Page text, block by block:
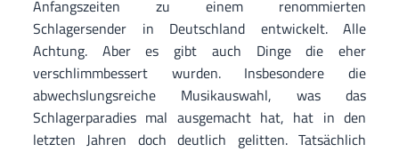
Anfangszeiten zu einem renommierten
Schlagersender in Deutschland entwickelt. Alle
Achtung. Aber es gibt auch Dinge die eher
verschlimmbessert wurden. Insbesondere die
abwechslungsreiche Musikauswahl, was das
Schlagerparadies mal ausgemacht hat, hat in den
letzten Jahren doch deutlich gelitten. Tatsächlich